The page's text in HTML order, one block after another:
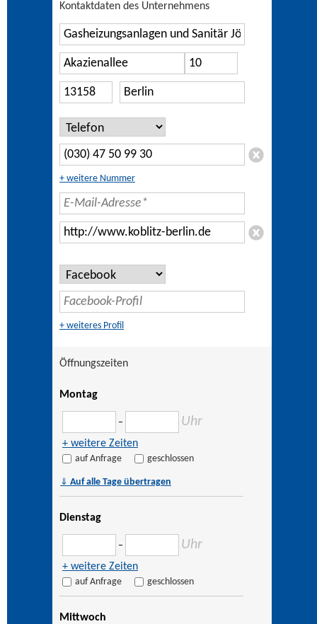
Kontaktdaten des Unternehmens
+ weitere Nummer
+ weiteres Profil
Öffnungszeiten
Montag
– Uhr
+ weitere Zeiten
auf Anfrage geschlossen
⇓ Auf alle Tage übertragen
Dienstag
– Uhr
+ weitere Zeiten
auf Anfrage geschlossen
Mittwoch